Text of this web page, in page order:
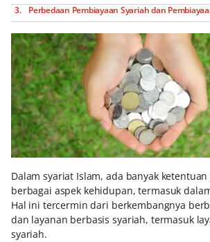
Perbedaan Pembiayaan Syariah dan
Dalam syariat Islam, ada banyak
berbagai aspek kehidupan, termasuk
Hal ini tercermin dari berkembangnya
dan layanan berbasis syariah, termasuk
syariah.